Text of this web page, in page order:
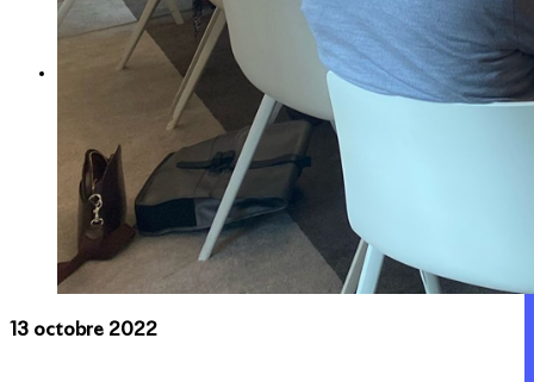
Expertise
Nos métiers
Apsys Brand Booster
13 octobre 2022